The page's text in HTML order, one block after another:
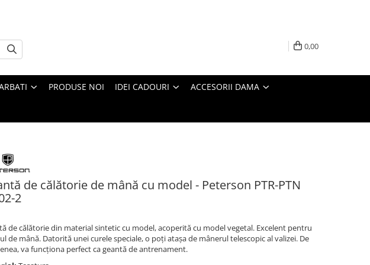
0,00
PRODUSE NOI IDEI CADOURI ACCESORII DAMA
de călătorie de mână cu model - Peterson PTR-PTN
2
de călătorie din material sintetic cu model, acoperită cu model vegetal. Excelent pentru
de mână. Datorită unei curele speciale, o poți atașa de mânerul telescopic al valizei. De
va funcționa perfect ca geantă de antrenament.